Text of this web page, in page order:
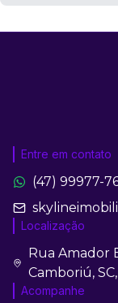
Entre em contato
(47) 99977-
Localização
Rua Amador
Camboriú,
Acompanhe